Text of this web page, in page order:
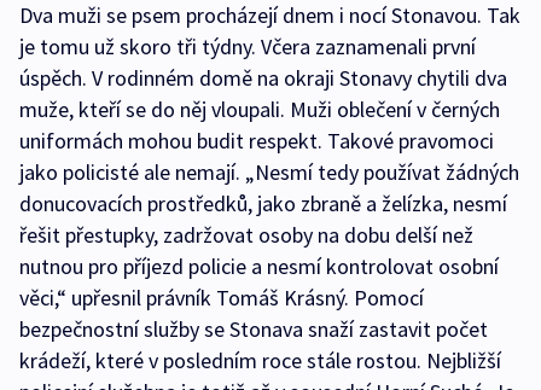
Dva muži se psem procházejí dnem i nocí Stonavou. Tak
je tomu už skoro tři týdny. Včera zaznamenali první
úspěch. V rodinném domě na okraji Stonavy chytili dva
muže, kteří se do něj vloupali. Muži oblečení v černých
uniformách mohou budit respekt. Takové pravomoci
jako policisté ale nemají. „Nesmí tedy používat žádných
donucovacích prostředků, jako zbraně a želízka, nesmí
řešit přestupky, zadržovat osoby na dobu delší než
nutnou pro příjezd policie a nesmí kontrolovat osobní
věci,“ upřesnil právník Tomáš Krásný. Pomocí
bezpečnostní služby se Stonava snaží zastavit počet
krádeží, které v posledním roce stále rostou. Nejbližší